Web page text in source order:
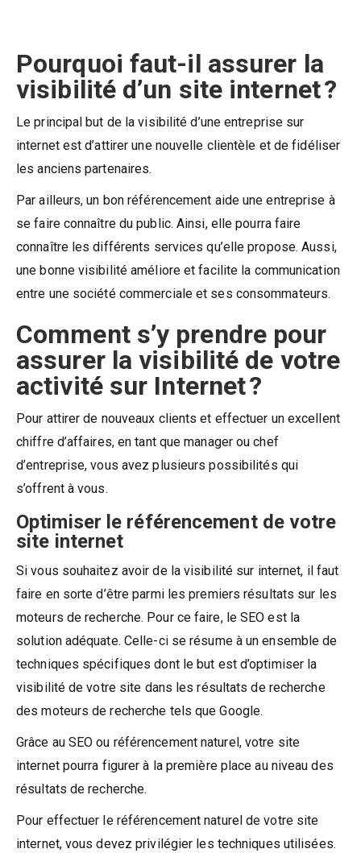
Pourquoi faut-il assurer la
visibilité d’un site internet ?
Le principal but de la visibilité d’une entreprise sur
internet est d’attirer une nouvelle clientèle et de fidéliser
les anciens partenaires.
Par ailleurs, un bon référencement aide une entreprise à
se faire connaître du public. Ainsi, elle pourra faire
connaître les différents services qu’elle propose. Aussi,
une bonne visibilité améliore et facilite la communication
entre une société commerciale et ses consommateurs.
Comment s’y prendre pour
assurer la visibilité de votre
activité sur Internet ?
Pour attirer de nouveaux clients et effectuer un excellent
chiffre d’affaires, en tant que manager ou chef
d’entreprise, vous avez plusieurs possibilités qui
s’offrent à vous.
Optimiser le référencement de votre
site internet
Si vous souhaitez avoir de la visibilité sur internet, il faut
faire en sorte d’être parmi les premiers résultats sur les
moteurs de recherche. Pour ce faire, le SEO est la
solution adéquate. Celle-ci se résume à un ensemble de
techniques spécifiques dont le but est d’optimiser la
visibilité de votre site dans les résultats de recherche
des moteurs de recherche tels que Google.
Grâce au SEO ou référencement naturel, votre site
internet pourra figurer à la première place au niveau des
résultats de recherche.
Pour effectuer le référencement naturel de votre site
internet, vous devez privilégier les techniques utilisées.